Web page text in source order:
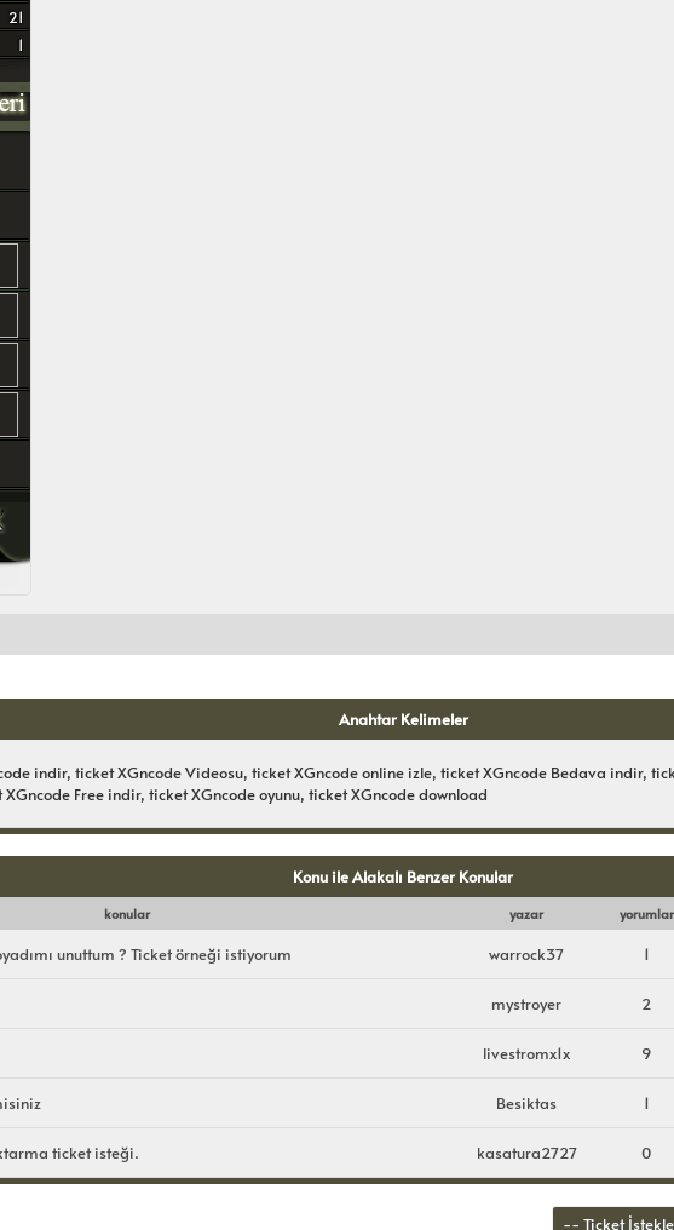
21
1
Anahtar Kelimeler
indir, ticket XGncode Videosu, ticket XGncode online izle, ticket XGncode Bedava indir,
Free indir, ticket XGncode oyunu, ticket XGncode download
Konu ile Alakalı Benzer Konular
konular yazar yorumlar
unuttum ? Ticket örneği istiyorum warrock37 1
mystroyer 2
livestromx1x 9
Besiktas 1
ticket isteği. kasatura2727 0